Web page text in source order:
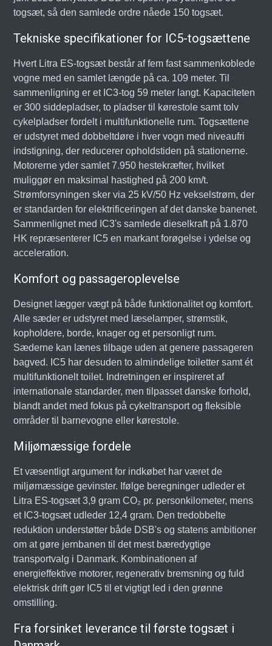
togsæt, så den samlede ordre nåede 150 togsæt.
Tekniske specifikationer for IC5-togsættene
Hvert Litra ES-togsæt består af fem fast sammenkoblede
vogne med en samlet længde på ca. 109 meter. Til
sammenligning er et IC3-tog 59 meter langt. Kapaciteten
er 300 siddepladser, to pladser til kørestole samt tolv
cykelpladser fordelt i multifunktionelle rum. Togsættene
er udstyret med dobbeltdøre i hver vogn med niveaufri
indstigning, der reducerer opholdstiden på stationerne.
Motorerne yder samlet 7.950 hestekræfter, hvilket
muliggør en maksimal hastighed på 200 km/t.
Strømforsyningen sker via 25 kV/50 Hz vekselstrøm, der
er standarden for elektrificeringen af det danske banenet.
Sammenlignet med IC3's samlede dieselkraft på 1.870
HK repræsenterer IC5 en markant forøgelse i ydelse og
acceleration.
Komfort og passageroplevelse
Designet lægger vægt på både funktionalitet og komfort.
Alle sæder er udstyret med læselamper, strømstik,
kopholdere, borde, knager og et personligt rum.
Sæderne kan lænes tilbage uden at genere passageren
bagved. IC5 har desuden to almindelige toiletter samt ét
multifunktionelt toilet. Indretningen er inspireret af
internationale standarder, men tilpasset danske forhold,
blandt andet med fokus på cykeltransport og fleksible
områder til barnevogne eller kørestole.
Miljømæssige fordele
Et væsentligt argument for indkøbet har været de
miljømæssige gevinster. Ifølge beregninger udleder et
Litra ES-togsæt 3,9 gram CO₂ pr. personkilometer, mens
et IC3-togsæt udleder 12,4 gram. Den tredobbelte
reduktion understøtter både DSB's og statens ambitioner
om at gøre jernbanen til det mest bæredygtige
transportvalg i Danmark. Kombinationen af
energieffektive motorer, regenerativ bremsning og fuld
elektrisk drift gør IC5 til et vigtigt led i den grønne
omstilling.
Fra forsinket leverance til første togsæt i